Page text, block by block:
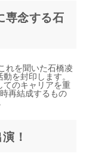
専念する石
れを聞いた石橋凌
を封印します。
てのキャリアを重
再結成するもの
！